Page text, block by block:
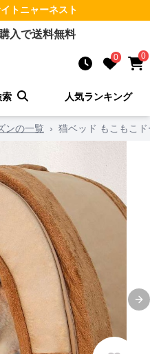
トニャーネスト
入で送料無料
0 0
索 人気ランキング
ンの一覧 › 猫ベッド もこもこ